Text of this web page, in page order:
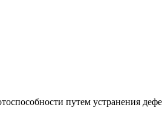
путем устранения